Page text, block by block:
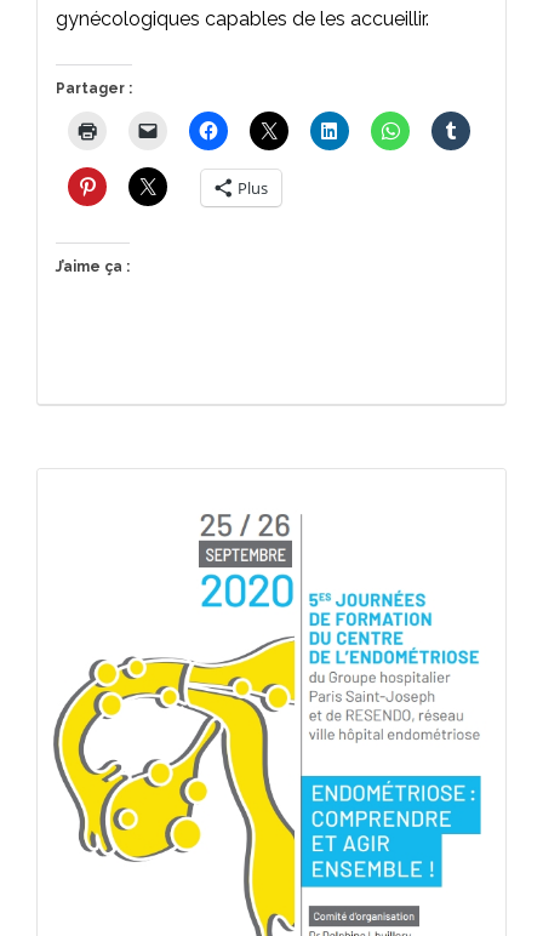
gynécologiques capables de les accueillir.
Partager :
Plus
J’aime ça :